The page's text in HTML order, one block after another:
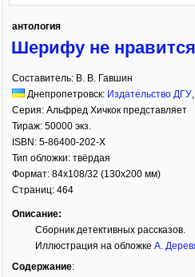
антология
Шерифу не
Составитель: В. В. Гавшин
Днепропетровск: Издательство ДГУ,
Серия: Альфред Хичкок представляет
Тираж: 50000 экз.
ISBN: 5-86400-202-X
Тип обложки: твёрдая
Формат: 84x108/32 (130x200 мм)
Страниц: 464
Описание:
Сборник детективных рассказов.
Иллюстрация на обложке А.
Содержание: